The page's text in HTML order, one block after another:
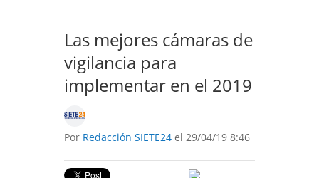
Las mejores cámaras de
vigilancia para
implementar en el 2019
Por Redacción SIETE24 el 29/04/19 8:46